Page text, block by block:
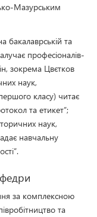
Мазурським
бакалаврській та
професіоналів-
зокрема Цвєтков
наук,
класу) читає
та етикет”;
наук,
навчальну
за комплексною
та